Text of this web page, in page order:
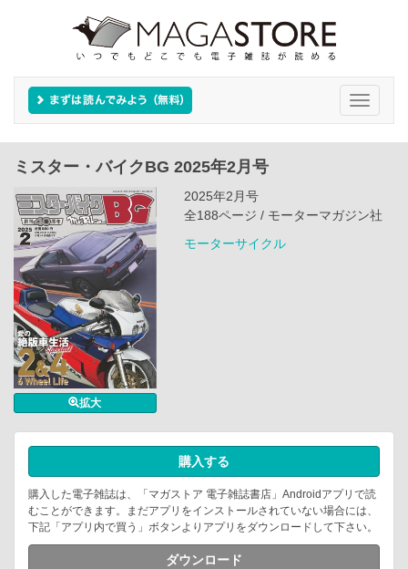
Toggle
ミスター・バイクBG 2025年2月号
拡大
2025年2月号
全188ページ / モーターマガジン社
モーターサイクル
購入する
購入した電子雑誌は、「マガストア 電子雑誌書店」Androidアプリで読
むことができます。まだアプリをインストールされていない場合には、
下記「アプリ内で買う」ボタンよりアプリをダウンロードして下さい。
ダウンロード